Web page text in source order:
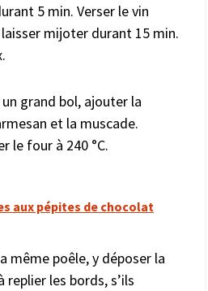
5 min. Verser le vin
mijoter durant 15 min.
grand bol, ajouter la
et la muscade.
le four à 240 °C.
aux pépites de chocolat
même poêle, y déposer la
les bords, s’ils